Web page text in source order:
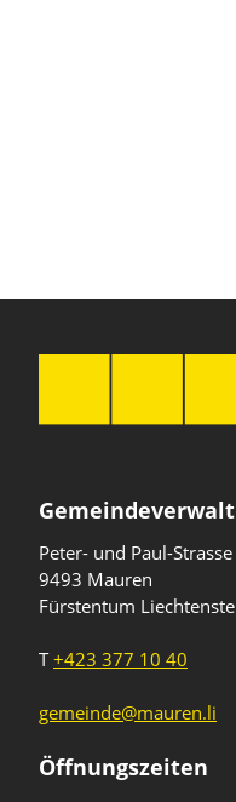
Peter- und Paul-
9493 Mauren
Fürstentum
T+423 377 10 40
gemeinde@mauren.li
Öffnungszeiten